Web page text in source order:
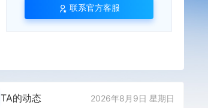
联系官方客服
TA的动态 2026年8月9日 星期日